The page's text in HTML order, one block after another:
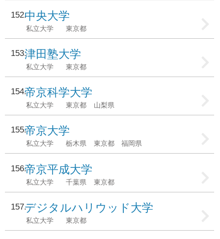
152中央大学
私立大学 東京都
153津田塾大学
私立大学 東京都
154帝京科学大学
私立大学 東京都 山梨県
155帝京大学
私立大学 栃木県 東京都 福岡県
156帝京平成大学
私立大学 千葉県 東京都
157デジタルハリウッド大学
私立大学 東京都